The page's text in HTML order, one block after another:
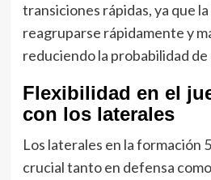
transiciones rápidas, ya que
reagruparse rápidamente y
reduciendo la probabilidad
Flexibilidad en el
con los laterales
Los laterales en la formación
crucial tanto en defensa